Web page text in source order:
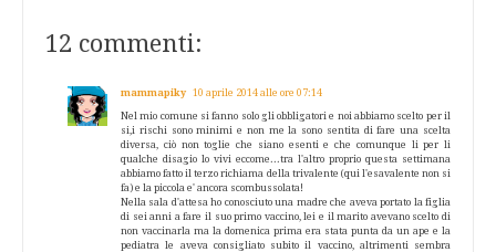
12 commenti:
mammapiky 10 aprile 2014 alle ore 07:14
Nel mio comune si fanno solo gli obbligatori e noi abbiamo scelto per il
si,i rischi sono minimi e non me la sono sentita di fare una scelta
diversa, ciò non toglie che siano esenti e che comunque li per li
qualche disagio lo vivi eccome...tra l'altro proprio questa settimana
abbiamo fatto il terzo richiama della trivalente (qui l'esavalente non si
fa) e la piccola e' ancora scombussolata!
Nella sala d'attesa ho conosciuto una madre che aveva portato la figlia
di sei anni a fare il suo primo vaccino, lei e il marito avevano scelto di
non vaccinarla ma la domenica prima era stata punta da un ape e la
pediatra le aveva consigliato subito il vaccino, altrimenti sembra